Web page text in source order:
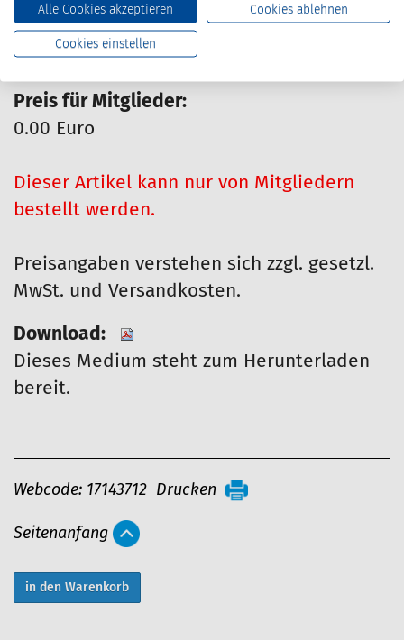
Materialnummer: 670-200-059
Stand: 12/2016
Preis für Mitglieder:
0.00 Euro
Dieser Artikel kann nur von Mitgliedern
bestellt werden.
Preisangaben verstehen sich zzgl. gesetzl.
MwSt. und Versandkosten.
Download:
Dieses Medium steht zum Herunterladen
bereit.
A
t
i
Webcode: 17143712 Drucken
Seitenanfang
Alle Cookies akzeptieren Cookies ablehnen
Cookies einstellen